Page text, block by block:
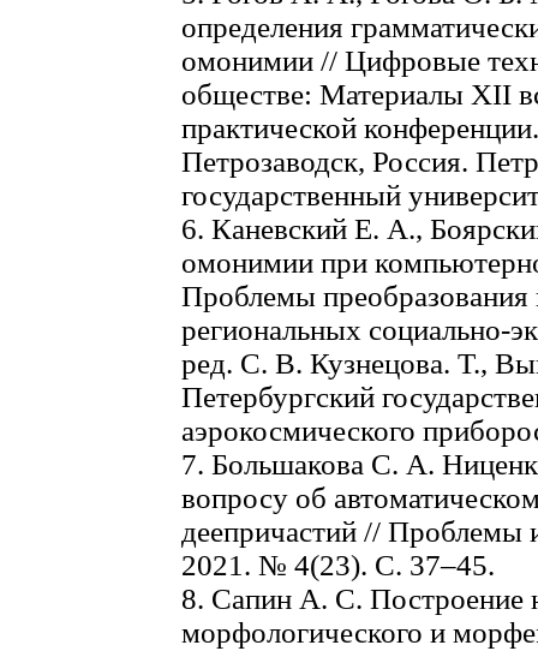
определения
омонимии // Цифровые
обществе: Материалы XII
практической
Петрозаводск, Россия.
государственный
6. Каневский Е. А.,
омонимии при
Проблемы преобразования
региональных социально-
ред. С. В. Кузнецова. Т.,
Петербургский
аэрокосмического
7. Большакова С. А.
вопросу об
деепричастий // Проблемы
2021. № 4(23). С. 37–45.
8. Сапин А. С. Построение
морфологического и